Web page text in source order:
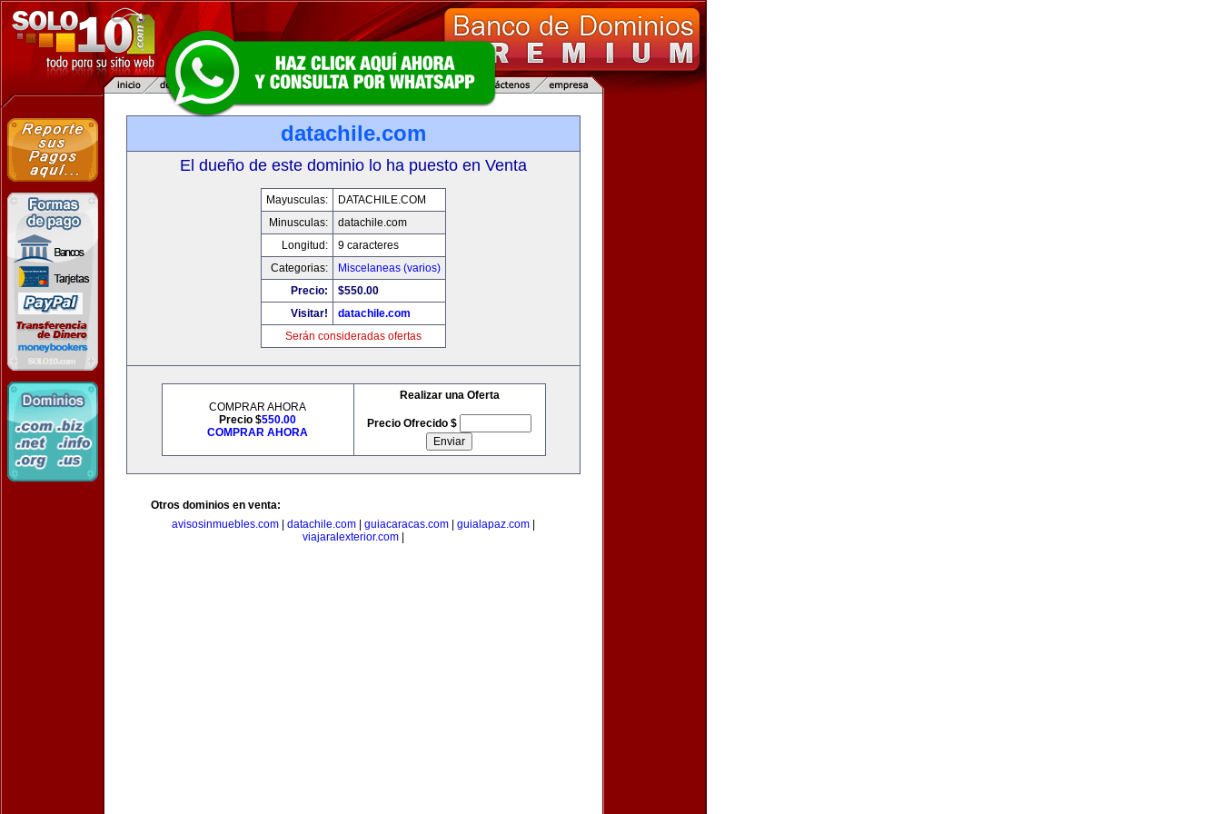
datachile.com
El dueño de este dominio lo ha puesto en Venta
Mayusculas:
DATACHILE.COM
Minusculas:
datachile.com
Longitud:
9 caracteres
Categorias:
Miscelaneas (varios)
Precio:
$550.00
Visitar!
datachile.com
Serán consideradas ofertas
COMPRAR AHORA
Precio $550.00
COMPRAR AHORA
Realizar una Oferta
Precio Ofrecido $
Otros dominios en venta:
avisosinmuebles.com
datachile.com guiacaracas.com guialapaz.com
viajaralexterior.com